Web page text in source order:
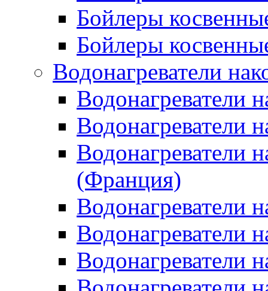
Бойлеры
Бойлеры
Водонагреватели
Водонагреватели
Водонагреватели
Водонагреватели
(Франция)
Водонагреватели
Водонагреватели
Водонагреватели